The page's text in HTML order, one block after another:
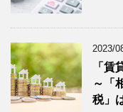
2023/
「賃
～「
税」